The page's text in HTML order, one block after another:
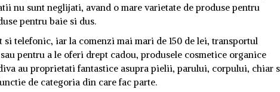
nu sunt neglijati, avand o mare varietate de produse pentru
pentru baie si dus.
si telefonic, iar la comenzi mai mari de 150 de lei, transportul
pentru a le oferi drept cadou, produsele cosmetice organice
au proprietati fantastice asupra pielii, parului, corpului, chiar
de categoria din care fac parte.